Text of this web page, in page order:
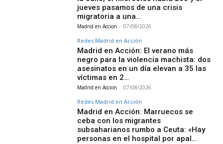
jueves pasamos de una crisis
migratoria a una…
Madrid en Accion - 07/08/2026
Redes Madrid en Acción
Madrid en Acción: El verano más
negro para la violencia machista: dos
asesinatos en un día elevan a 35 las
víctimas en 2…
Madrid en Accion - 07/08/2026
Redes Madrid en Acción
Madrid en Acción: Marruecos se
ceba con los migrantes
subsaharianos rumbo a Ceuta: «Hay
personas en el hospital por apal…